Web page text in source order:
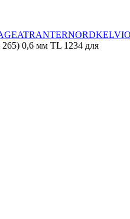
GEATRANTERNORD
0,6 мм TL 1234 для